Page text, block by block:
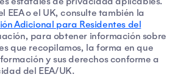
EEA o el UK, consulte también la
Adicional para Residentes del
para obtener información sobre
que recopilamos, la forma en que
y sus derechos conforme a
del EEA/UK.